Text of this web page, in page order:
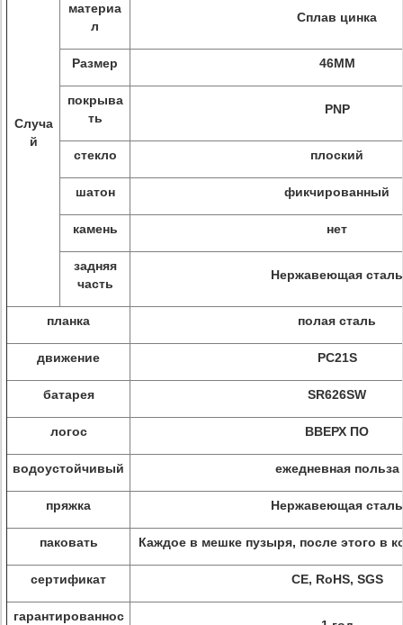
Случа
й
материа
л
Сплав цинка
Размер 46MM
покрыва
ть
PNP
стекло плоский
шатон фикчированный
камень нет
задняя
часть
Нержавеющая сталь
планка полая сталь
движение PC21S
батарея SR626SW
логос ВВЕРХ ПО
водоустойчивый ежедневная польза
пряжка Нержавеющая сталь
паковать Каждое в мешке пузыря, после этого в
сертификат CE, RoHS, SGS
гарантированнос